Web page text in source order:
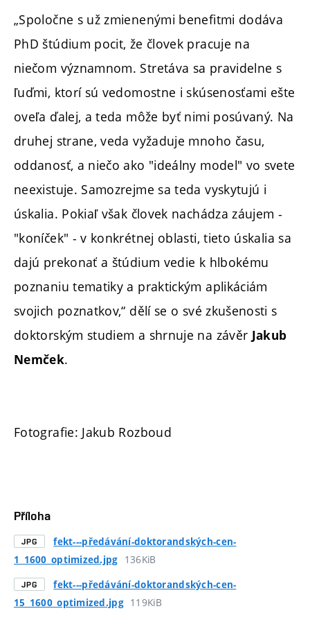
„Spoločne s už zmienenými benefitmi dodáva
PhD štúdium pocit, že človek pracuje na
niečom významnom. Stretáva sa pravidelne s
ľuďmi, ktorí sú vedomostne i skúsenosťami ešte
oveľa ďalej, a teda môže byť nimi posúvaný. Na
druhej strane, veda vyžaduje mnoho času,
oddanosť, a niečo ako "ideálny model" vo svete
neexistuje. Samozrejme sa teda vyskytujú i
úskalia. Pokiaľ však človek nachádza záujem -
"koníček" - v konkrétnej oblasti, tieto úskalia sa
dajú prekonať a štúdium vedie k hlbokému
poznaniu tematiky a praktickým aplikáciám
svojich poznatkov,“ dělí se o své zkušenosti s
doktorským studiem a shrnuje na závěr Jakub
Nemček.
Fotografie: Jakub Rozboud
Příloha
JPG
fekt---předávání-doktorandských-cen-
1_1600_optimized.jpg
136KiB
JPG
fekt---předávání-doktorandských-cen-
15_1600_optimized.jpg 119KiB